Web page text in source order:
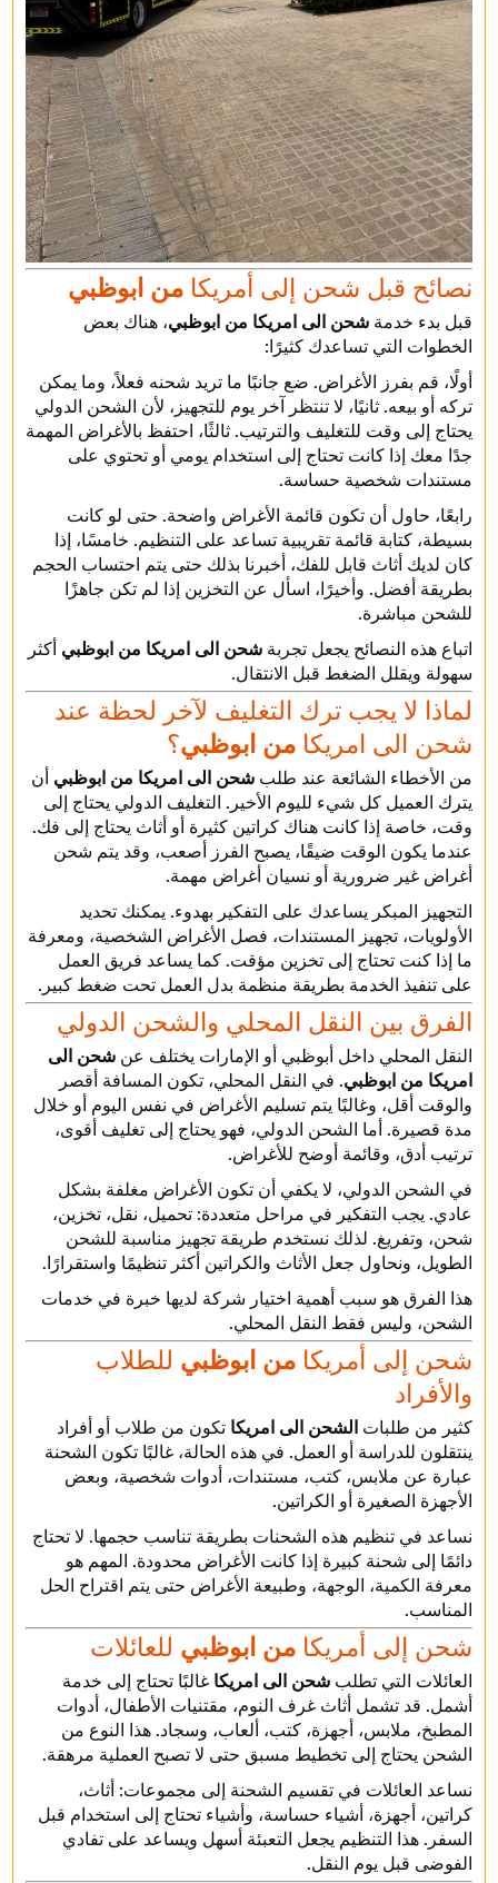
نصائح قبل شحن إلى أمريكا من ابوظبي
قبل بدء خدمة شحن الى امريكا من ابوظبي، هناك بعض
الخطوات التي تساعدك كثيرًا:
أولًا، قم بفرز الأغراض. ضع جانبًا ما تريد شحنه فعلاً، وما يمكن
تركه أو بيعه. ثانيًا، لا تنتظر آخر يوم للتجهيز، لأن الشحن الدولي
يحتاج إلى وقت للتغليف والترتيب. ثالثًا، احتفظ بالأغراض المهمة
جدًا معك إذا كانت تحتاج إلى استخدام يومي أو تحتوي على
مستندات شخصية حساسة.
رابعًا، حاول أن تكون قائمة الأغراض واضحة. حتى لو كانت
بسيطة، كتابة قائمة تقريبية تساعد على التنظيم. خامسًا، إذا
كان لديك أثاث قابل للفك، أخبرنا بذلك حتى يتم احتساب الحجم
بطريقة أفضل. وأخيرًا، اسأل عن التخزين إذا لم تكن جاهزًا
للشحن مباشرة.
اتباع هذه النصائح يجعل تجربة شحن الى امريكا من ابوظبي أكثر
سهولة ويقلل الضغط قبل الانتقال.
لماذا لا يجب ترك التغليف لآخر لحظة عند
شحن الى امريكا من ابوظبي؟
من الأخطاء الشائعة عند طلب شحن الى امريكا من ابوظبي أن
يترك العميل كل شيء لليوم الأخير. التغليف الدولي يحتاج إلى
وقت، خاصة إذا كانت هناك كراتين كثيرة أو أثاث يحتاج إلى فك.
عندما يكون الوقت ضيقًا، يصبح الفرز أصعب، وقد يتم شحن
أغراض غير ضرورية أو نسيان أغراض مهمة.
التجهيز المبكر يساعدك على التفكير بهدوء. يمكنك تحديد
الأولويات، تجهيز المستندات، فصل الأغراض الشخصية، ومعرفة
ما إذا كنت تحتاج إلى تخزين مؤقت. كما يساعد فريق العمل
على تنفيذ الخدمة بطريقة منظمة بدل العمل تحت ضغط كبير.
الفرق بين النقل المحلي والشحن الدولي
النقل المحلي داخل أبوظبي أو الإمارات يختلف عن شحن الى
امريكا من ابوظبي. في النقل المحلي، تكون المسافة أقصر
والوقت أقل، وغالبًا يتم تسليم الأغراض في نفس اليوم أو خلال
مدة قصيرة. أما الشحن الدولي، فهو يحتاج إلى تغليف أقوى،
ترتيب أدق، وقائمة أوضح للأغراض.
في الشحن الدولي، لا يكفي أن تكون الأغراض مغلفة بشكل
عادي. يجب التفكير في مراحل متعددة: تحميل، نقل، تخزين،
شحن، وتفريغ. لذلك نستخدم طريقة تجهيز مناسبة للشحن
الطويل، ونحاول جعل الأثاث والكراتين أكثر تنظيمًا واستقرارًا.
هذا الفرق هو سبب أهمية اختيار شركة لديها خبرة في خدمات
الشحن، وليس فقط النقل المحلي.
شحن إلى أمريكا من ابوظبي للطلاب
والأفراد
كثير من طلبات الشحن الى امريكا تكون من طلاب أو أفراد
ينتقلون للدراسة أو العمل. في هذه الحالة، غالبًا تكون الشحنة
عبارة عن ملابس، كتب، مستندات، أدوات شخصية، وبعض
الأجهزة الصغيرة أو الكراتين.
نساعد في تنظيم هذه الشحنات بطريقة تناسب حجمها. لا تحتاج
دائمًا إلى شحنة كبيرة إذا كانت الأغراض محدودة. المهم هو
معرفة الكمية، الوجهة، وطبيعة الأغراض حتى يتم اقتراح الحل
المناسب.
شحن إلى أمريكا من ابوظبي للعائلات
العائلات التي تطلب شحن الى امريكا غالبًا تحتاج إلى خدمة
أشمل. قد تشمل أثاث غرف النوم، مقتنيات الأطفال، أدوات
المطبخ، ملابس، أجهزة، كتب، ألعاب، وسجاد. هذا النوع من
الشحن يحتاج إلى تخطيط مسبق حتى لا تصبح العملية مرهقة.
نساعد العائلات في تقسيم الشحنة إلى مجموعات: أثاث،
كراتين، أجهزة، أشياء حساسة، وأشياء تحتاج إلى استخدام قبل
السفر. هذا التنظيم يجعل التعبئة أسهل ويساعد على تفادي
الفوضى قبل يوم النقل.